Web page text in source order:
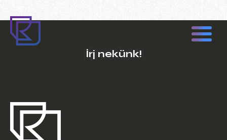
Írj nekünk!